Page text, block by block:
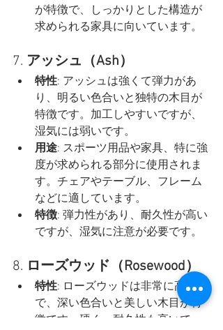
が特徴で、しっかりとした構造が
求められる家具に向いています。
7. アッシュ（Ash）
特性: アッシュは強くて弾力があ
り、明るい色合いと独特の木目が
特徴です。加工しやすいですが、
湿気には弱いです。
用途: スポーツ用品や家具、特に強
度が求められる部分に使用されま
す。チェアやテーブル、フレーム
などに適しています。
特徴: 弾力性があり、耐久性が高い
ですが、湿気に注意が必要です。
8. ローズウッド（Rosewood）
特性: ローズウッドは非常に高価
で、深い色合いと美しい木目が特
徴です。硬く、耐久性も高いで